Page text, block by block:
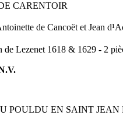
CARENTOIR
de Cancoët et Jean
de Lezenet 1618 & 1629 - 2
POULDU EN SAINT